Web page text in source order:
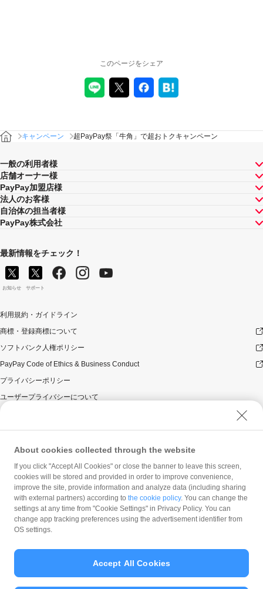
が同時開催する他の総付キャンペーンの中で、付与され
るPayPayボーナスの額が最大となるものが適用されま
す。PayPay株式会社が指定する場合を除き、それらが重
複適用されることはありません。
ときにはそれらも適用されますが、1回のお支払いについ
が上限です（仮にそれぞれ適用すると合計66.5％を超え
る場合は、本キャンペーンによる付与分が縮減されま
す）。ただし、上記上限は、マイナポイント付与期間中
（2020年9月1日～2021年3月31日）のお支払いに適用さ
れるものであり、2021年4月1日以降は変更予定です。
キャンペーン内容および適用条件を予告なく変更する場
合や、キャンペーン自体を予告なく中止する場合があり
ヤフーカード以外のクレジットカードでお支払いされた
意ください。
対象のお支払方法にてお支払いいただいた際に、仮に本
ンペーン期間中のPayPayボーナスの付与額が合計1,000
円相当を超えるときには、当該付与額の合計が1,000円相
当となるよう付与いたします（付与額の合計がキャンペ
ーン期間中1,000円相当を超えることはございません）。
ついて取消し、無効または解除（合意解除を含み、以下
「取消し等」といいます。）となった場合、理由の如何
し等の対象決済についてのPayPayボーナスの付与は全て
返金の有無にかかわらず、「キャンペーン期間中の付与
のみ減額されます。そのため、「キャンペーン期間中の
付与合計」が1,000円相当に到達して以降に取消し等を行
った方が、当該取消し等の前に、PayPay決済をしていた
場合であっても、当該取消し等によって取消し等の前に
行った決済が本キャンペーンの対象となることはありま
せん。
PayPayボーナス付与の際に、小数点以下は切り捨てとな
このページをシェア
キャンペーン 超PayPay祭「牛角」で超おトクキャンペーン
一般の利用者様
店舗オーナー様
PayPay加盟店様
法人のお客様
自治体の担当者様
PayPay株式会社
最新情報をチェック！
お知らせ サポート
利用規約・ガイドライン
商標・登録商標について
ソフトバンク人権ポリシー
PayPay Code of Ethics & Business Conduct
プライバシーポリシー
ユーザープライバシーについて
ウェブサイト利用規約
反社会的勢力に対する方針
勧誘方針
マネロン等基本方針
カスタマーハラスメントに関する当社の考え方
© PayPay Corporation
About cookies collected through the website
If you click "Accept All Cookies" or close the banner to leave this screen,
cookies will be stored and provided in order to improve convenience,
improve the site, provide information and analyze data (including sharing
with external partners) according to the cookie policy. You can change the
settings at any time from "Cookie Settings" in Privacy Policy. You can
change app tracking preferences using the advertisement identifier from
OS settings.
Accept All Cookies